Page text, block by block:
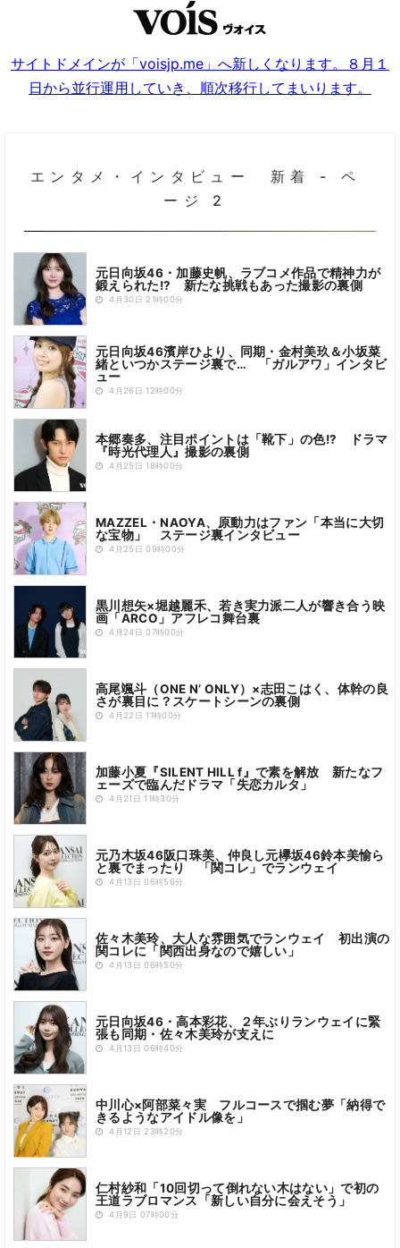
サイトドメインが「voisjp.me」へ新しくなります。８月１
日から並行運用していき、順次移行してまいります。
エンタメ・インタビュー 新着 - ペ
ージ 2
元日向坂46・加藤史帆、ラブコメ作品で精神力が
鍛えられた!? 新たな挑戦もあった撮影の裏側
4月30日 21時00分
元日向坂46濱岸ひより、同期・金村美玖＆小坂菜
緒といつかステージ裏で… 「ガルアワ」インタビ
ュー
4月26日 12時00分
本郷奏多、注目ポイントは「靴下」の色!? ドラマ
『時光代理人』撮影の裏側
4月25日 18時00分
MAZZEL・NAOYA、原動力はファン「本当に大切
な宝物」 ステージ裏インタビュー
4月25日 09時00分
黒川想矢×堀越麗禾、若き実力派二人が響き合う映
画「ARCO」アフレコ舞台裏
4月24日 07時00分
高尾颯斗（ONE N’ ONLY）×志田こはく、体幹の良
さが裏目に？スケートシーンの裏側
4月22日 11時00分
加藤小夏『SILENT HILL f』で素を解放 新たなフ
ェーズで臨んだドラマ「失恋カルタ」
4月21日 11時30分
元乃木坂46阪口珠美、仲良し元欅坂46鈴本美愉ら
と裏でまったり 「関コレ」でランウェイ
4月13日 06時56分
佐々木美玲、大人な雰囲気でランウェイ 初出演の
関コレに「関西出身なので嬉しい」
4月13日 06時50分
元日向坂46・高本彩花、２年ぶりランウェイに緊
張も同期・佐々木美玲が支えに
4月13日 06時40分
中川心×阿部菜々実 フルコースで掴む夢「納得で
きるようなアイドル像を」
4月12日 23時20分
仁村紗和「10回切って倒れない木はない」で初の
王道ラブロマンス「新しい自分に会えそう」
4月9日 07時00分